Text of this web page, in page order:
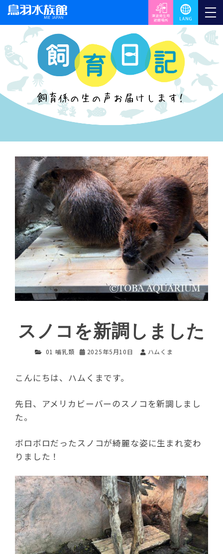
スノコを新調しました
01 哺乳類 2025年5月10日 ハムくま
こんにちは、ハムくまです。
先日、アメリカビーバーのスノコを新調しまし
た。
ボロボロだったスノコが綺麗な姿に生まれ変わ
りました！